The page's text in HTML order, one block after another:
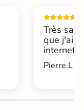
Très
que j'ai
internet....
Pierre.L -